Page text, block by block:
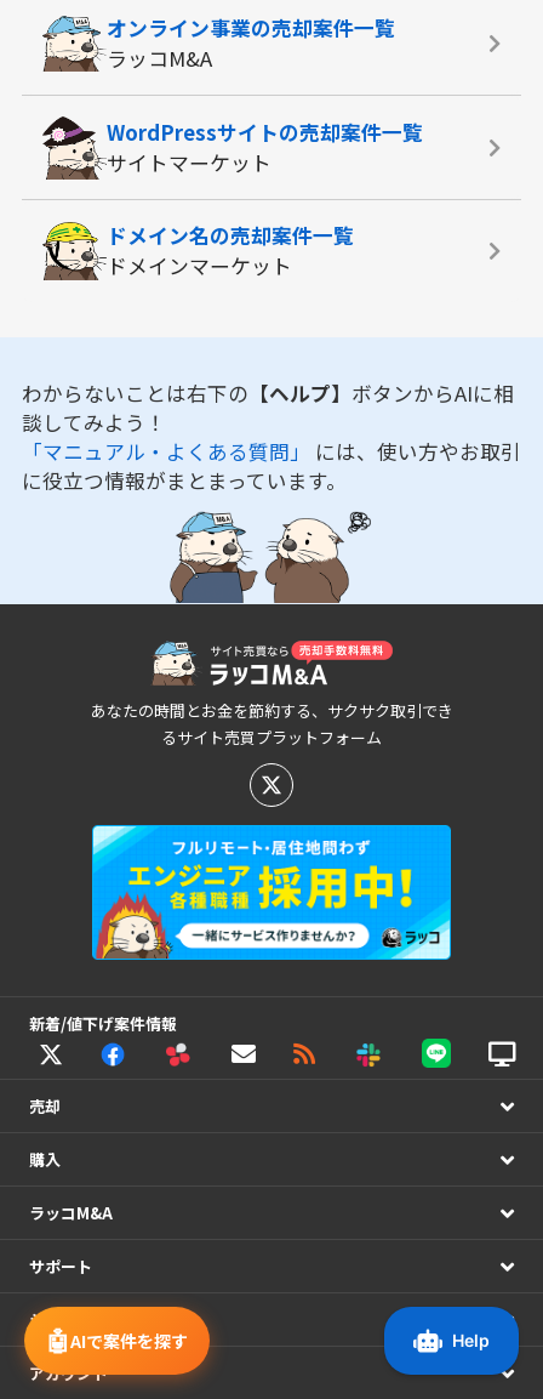
🤖AIで案件を探す
オンライン事業の売却案件一覧
ラッコM&A
WordPressサイトの売却案件一覧
サイトマーケット
ドメイン名の売却案件一覧
ドメインマーケット
わからないことは右下の 【ヘルプ】 ボタンからAIに相
談してみよう！
「マニュアル・よくある質問」 には、使い方やお取引
に役立つ情報がまとまっています。
あなたの時間とお金を節約する、サクサク取引でき
るサイト売買プラットフォーム
新着/値下げ案件情報
売却
購入
ラッコM&A
サポート
システム連携
アカウント